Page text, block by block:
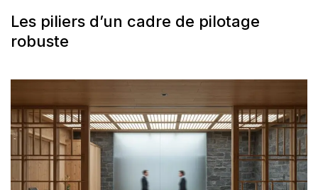
Les piliers d’un cadre de pilotage
robuste